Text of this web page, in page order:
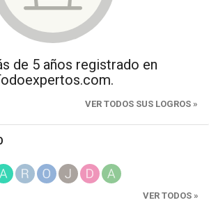
de 5 años registrado en
VER TODOS SUS LOGROS »
VER TODOS »